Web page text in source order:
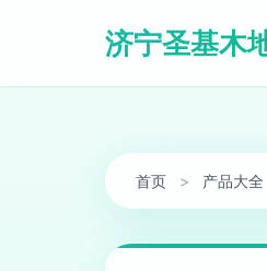
济宁圣基木
首页 > 产品大全